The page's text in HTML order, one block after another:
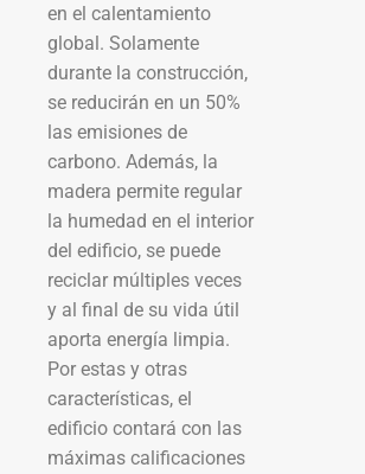
en el calentamiento
global. Solamente
durante la construcción,
se reducirán en un 50%
las emisiones de
carbono. Además, la
madera permite regular
la humedad en el interior
del edificio, se puede
reciclar múltiples veces
y al final de su vida útil
aporta energía limpia.
Por estas y otras
características, el
edificio contará con las
máximas calificaciones